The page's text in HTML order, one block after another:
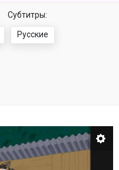
Субтитры:
Русские